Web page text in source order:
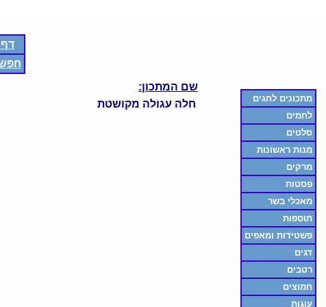
מתכונים לחגים
לחמים
סלטים
מנות ראשונות
מרקים
פסטות
מאכלי בשר
תוספות
פשטידות ומאפים
דגים
רטבים
חמוצים
עוגות
שם המתכון:
חלה עגולה מקושטת